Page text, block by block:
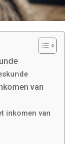
van
inkomen van